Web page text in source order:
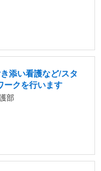
添い看護など/スタ
ークを行います
部